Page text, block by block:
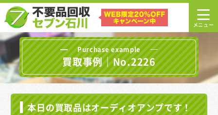
Purchase example
買取事例｜No.2226
本日の買取品はオーディオアンプです！